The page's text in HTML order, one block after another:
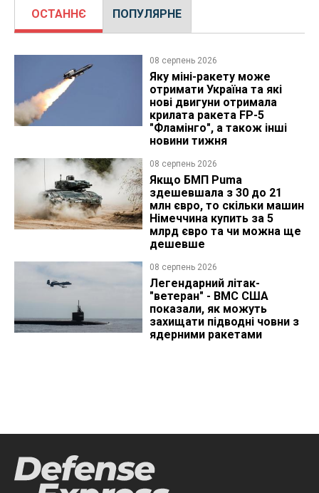
ОСТАННЄ ПОПУЛЯРНЕ
08 серпень 2026
Яку міні-ракету може
отримати Україна та які
нові двигуни отримала
крилата ракета FP-5
"Фламінго", а також інші
новини тижня
08 серпень 2026
Якщо БМП Puma
здешевшала з 30 до 21
млн євро, то скільки машин
Німеччина купить за 5
млрд євро та чи можна ще
дешевше
08 серпень 2026
Легендарний літак-
"ветеран" - ВМС США
показали, як можуть
захищати підводні човни з
ядерними ракетами